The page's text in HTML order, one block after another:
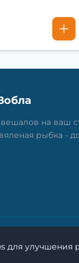
на ваш
рыбка -
для улучшения